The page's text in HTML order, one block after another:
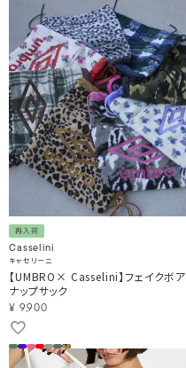
再入荷
Casselini
キャセリーニ
【UMBRO× Casselini】フェイクボア
ナップサック
¥ 9,900